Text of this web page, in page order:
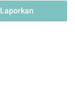
Laporkan